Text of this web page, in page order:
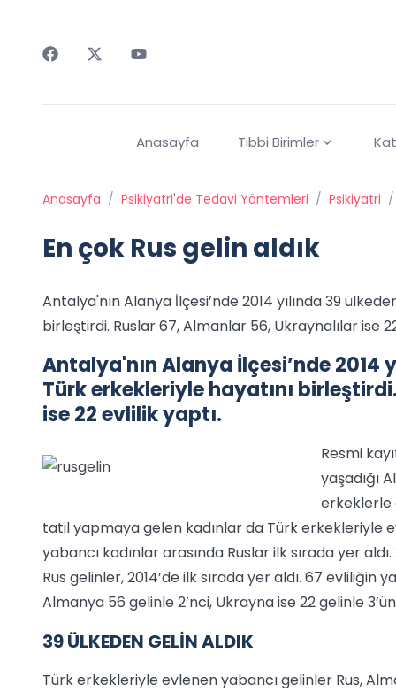
Anasayfa Tıbbi Birimler
Anasayfa / Psikiyatri'de Tedavi Yöntemleri / Psikiyatri /
En çok Rus gelin aldık
Antalya'nın Alanya İlçesi’nde 2014 yılında 39
birleştirdi. Ruslar 67, Almanlar 56, Ukraynalılar ise
Antalya'nın Alanya İlçesi’nde 2014
Türk erkekleriyle hayatını
ise 22 evlilik yaptı.
Resmi
yaşadığı
erkeklerle
tatil yapmaya gelen kadınlar da Türk erkekleriyle
yabancı kadınlar arasında Ruslar ilk sırada yer
Rus gelinler, 2014’de ilk sırada yer aldı. 67 evliliğin
Almanya 56 gelinle 2’nci, Ukrayna ise 22 gelinle
39 ÜLKEDEN GELİN ALDIK
Türk erkekleriyle evlenen yabancı gelinler Rus,